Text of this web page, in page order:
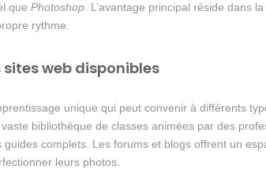
que Photoshop. L’avantage principal réside dans
rythme.
web disponibles
unique qui peut convenir à différents
bibliothèque de classes animées par des
complets. Les forums et blogs offrent un
leurs photos.